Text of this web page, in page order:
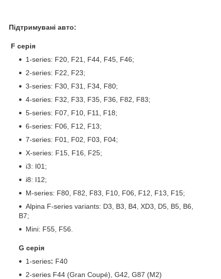
Підтримувані авто:
F серія
1-series: F20, F21, F44, F45, F46;
2-series: F22, F23;
3-series: F30, F31, F34, F80;
4-series: F32, F33, F35, F36, F82, F83;
5-series: F07, F10, F11, F18;
6-series: F06, F12, F13;
7-series: F01, F02, F03, F04;
X-series: F15, F16, F25;
i3: I01;
i8: I12;
M-series: F80, F82, F83, F10, F06, F12, F13, F15;
Alpina F-series variants: D3, B3, B4, XD3, D5, B5, B6,
B7;
Mini: F55, F56.
G серія
1-series: F40
2-series F44 (Gran Coupé), G42, G87 (M2)